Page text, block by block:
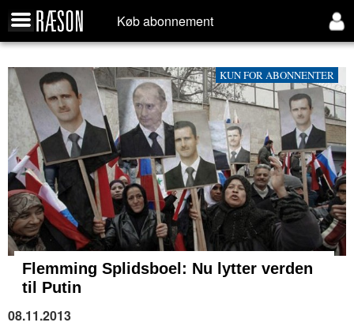
Køb abonnement
KUN FOR ABONNENTER
Flemming Splidsboel: Nu lytter verden
til Putin
08.11.2013